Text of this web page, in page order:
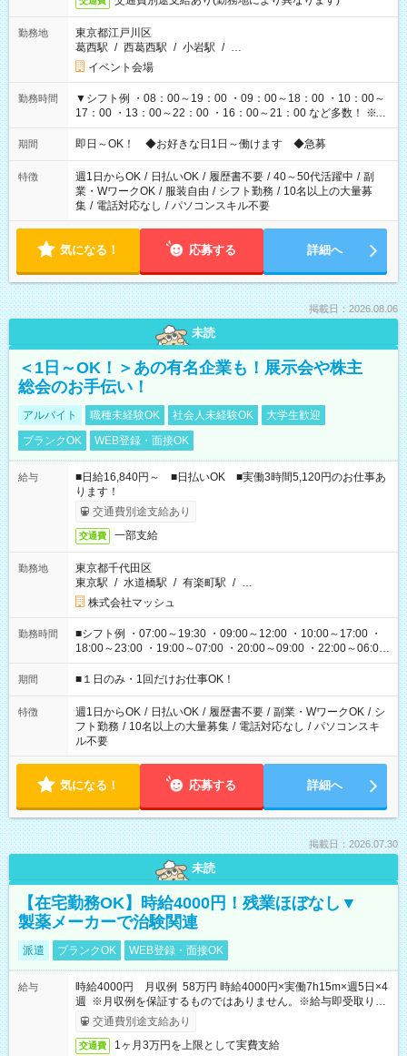
勤務地
東京都江戸川区
葛西駅 / 西葛西駅 / 小岩駅 / …
イベント会場
勤務時間
▼シフト例 ・08：00～19：00 ・09：00～18：00 ・10：00～
17：00 ・13：00～22：00 ・16：00～21：00 など多数！ ※お
仕事により勤務時間が異なります
期間 即日～OK！ ◆お好きな日1日～働けます ◆急募
特徴 週1日からOK / 日払いOK / 履歴書不要 / 40～50代活躍中 / 副
業・WワークOK / 服装自由 / シフト勤務 / 10名以上の大量募
集 / 電話対応なし / パソコンスキル不要
気になる！ 応募する 詳細へ
掲載日：2026.08.06
未読
＜1日～OK！＞あの有名企業も！展示会や株主
総会のお手伝い！
アルバイト 職種未経験OK 社会人未経験OK
大学生歓迎
ブランクOK
WEB登録・面接OK
給与
■日給16,840円～ ■日払いOK ■実働3時間5,120円のお仕事あ
ります！
交通費別途支給あり
交通費 一部支給
勤務地
東京都千代田区
東京駅 / 水道橋駅 / 有楽町駅 / …
株式会社マッシュ
勤務時間
■シフト例 ・07:00～19:30 ・09:00～12:00 ・10:00～17:00 ・
18:00～23:00 ・19:00～07:00 ・20:00～09:00 ・22:00～06:00
etc ★最短で3時間で5,120円のお仕事から 15時間で2万円近く稼
げるお仕事も！ ご希望のお時間に合わせてご紹介！ ※シフトは
ください！
期間 ■１日のみ・1回だけお仕事OK！
特徴 週1日からOK / 日払いOK / 履歴書不要 / 副業・WワークOK / シ
フト勤務 / 10名以上の大量募集 / 電話対応なし / パソコンスキ
ル不要
気になる！ 応募する 詳細へ
掲載日：2026.07.30
未読
【在宅勤務OK】時給4000円！残業ほぼなし▼
製薬メーカーで治験関連
派遣 ブランクOK WEB登録・面接OK
給与
時給4000円 月収例 58万円 時給4000円×実働7h15m×週5日×4
週 ※月収例を保証するものではありません。※給与即受取りサ
ービス利用可（利用条件有）
交通費別途支給あり
交通費 1ヶ月3万円を上限として実費支給